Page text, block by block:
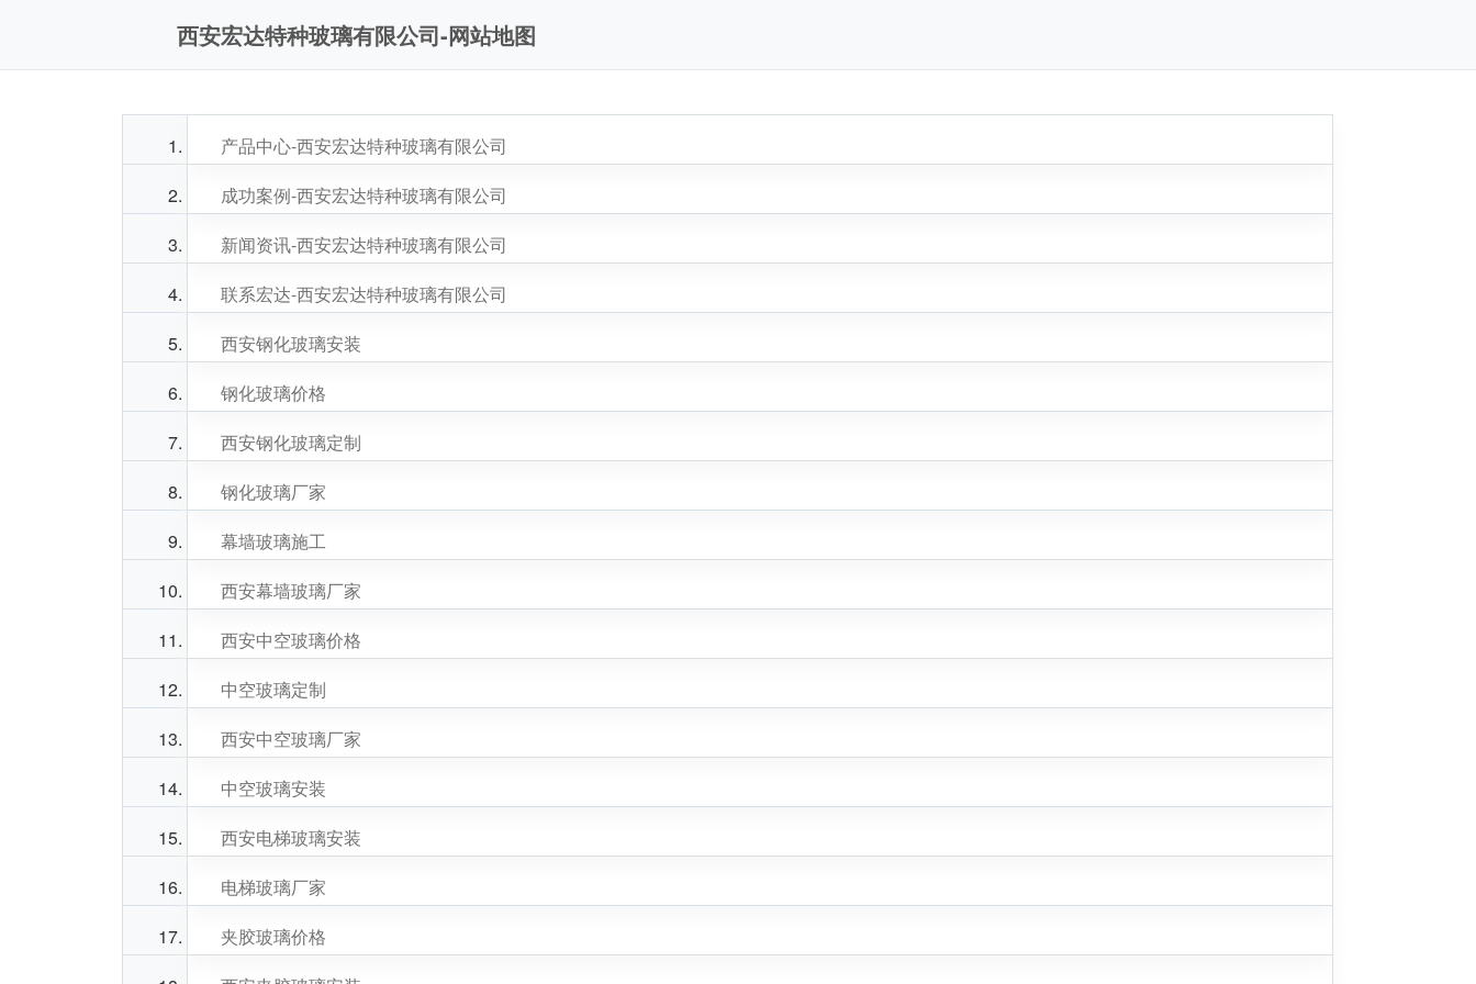
西安宏达特种玻璃有限公司-网站地图
产品中心-西安宏达特种玻璃有限公司
成功案例-西安宏达特种玻璃有限公司
新闻资讯-西安宏达特种玻璃有限公司
联系宏达-西安宏达特种玻璃有限公司
西安钢化玻璃安装
钢化玻璃价格
西安钢化玻璃定制
钢化玻璃厂家
幕墙玻璃施工
西安幕墙玻璃厂家
西安中空玻璃价格
中空玻璃定制
西安中空玻璃厂家
中空玻璃安装
西安电梯玻璃安装
电梯玻璃厂家
夹胶玻璃价格